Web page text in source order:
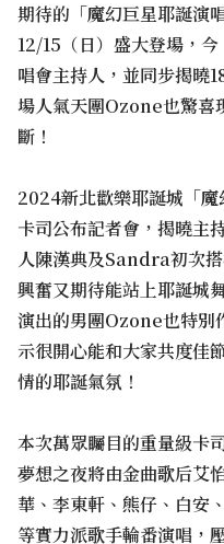
期待的「魔幻巨星耶誕演
12/15（日）盛大登場，
唱會主持人，並同步揭曉
場人氣天團Ozone也驚喜
斷！
2024新北歡樂耶誕城「
卡司公布記者會，揭曉主
人陳漢典及Sandra初次
興奮又期待能站上耶誕城
演出的男團Ozone也特別
示很開心能和大家共度佳
情的耶誕氣氛！
本次萬眾矚目的重量級卡
夢想之夜將由金曲歌后艾
華、李東軒、熊仔、白安
等實力派歌手輪番演唱，